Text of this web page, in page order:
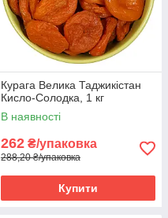
Курага Велика Таджикістан
Кисло-Солодка, 1 кг
В наявності
262 ₴/упаковка
288,20 ₴/упаковка
Купити